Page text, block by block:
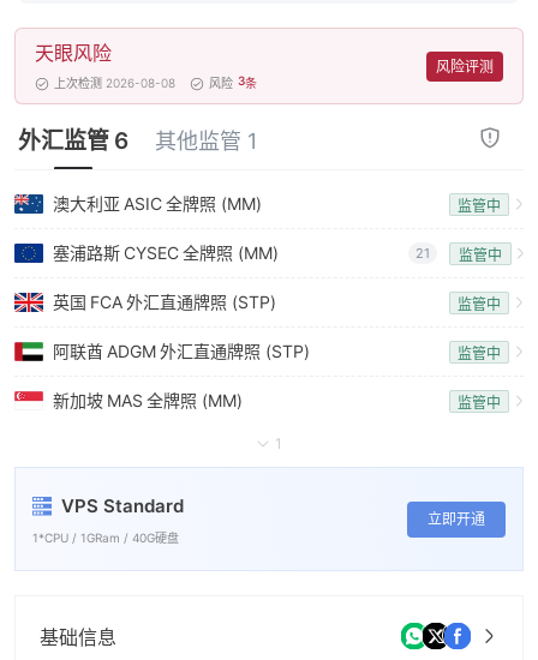
天眼风险
上次检测 2026-08-08 风险 3条
风险评测
外汇监管 6 其他监管 1
澳大利亚 ASIC全牌照 (MM) 监管中
塞浦路斯 CYSEC全牌照 (MM) 21 监管中
英国 FCA外汇直通牌照 (STP) 监管中
阿联酋 ADGM外汇直通牌照 (STP) 监管中
新加坡 MAS 全牌照 (MM) 监管中
1
VPS Standard
1*CPU / 1GRam / 40G硬盘
立即开通
基础信息